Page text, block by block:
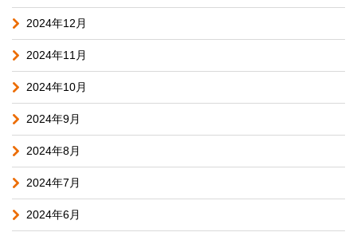
2024年12月
2024年11月
2024年10月
2024年9月
2024年8月
2024年7月
2024年6月